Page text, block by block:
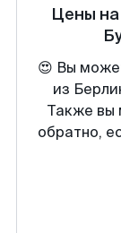
Цены
😍 Вы
из
Также вы
обратно,